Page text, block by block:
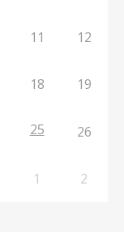
11 12
18 19
25 26
1 2